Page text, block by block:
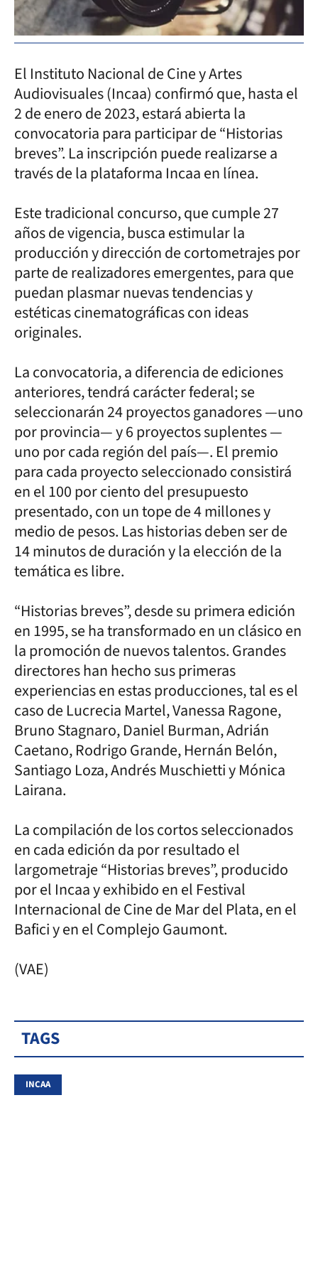
El Instituto Nacional de Cine y Artes
Audiovisuales (Incaa) confirmó que, hasta el
2 de enero de 2023, estará abierta la
convocatoria para participar de “Historias
breves”. La inscripción puede realizarse a
través de la plataforma Incaa en línea.
Este tradicional concurso, que cumple 27
años de vigencia, busca estimular la
producción y dirección de cortometrajes por
parte de realizadores emergentes, para que
puedan plasmar nuevas tendencias y
estéticas cinematográficas con ideas
originales.
La convocatoria, a diferencia de ediciones
anteriores, tendrá carácter federal; se
seleccionarán 24 proyectos ganadores —uno
por provincia— y 6 proyectos suplentes —
uno por cada región del país—. El premio
para cada proyecto seleccionado consistirá
en el 100 por ciento del presupuesto
presentado, con un tope de 4 millones y
medio de pesos. Las historias deben ser de
14 minutos de duración y la elección de la
temática es libre.
“Historias breves”, desde su primera edición
en 1995, se ha transformado en un clásico en
la promoción de nuevos talentos. Grandes
directores han hecho sus primeras
experiencias en estas producciones, tal es el
caso de Lucrecia Martel, Vanessa Ragone,
Bruno Stagnaro, Daniel Burman, Adrián
Caetano, Rodrigo Grande, Hernán Belón,
Santiago Loza, Andrés Muschietti y Mónica
Lairana.
La compilación de los cortos seleccionados
en cada edición da por resultado el
largometraje “Historias breves”, producido
por el Incaa y exhibido en el Festival
Internacional de Cine de Mar del Plata, en el
Bafici y en el Complejo Gaumont.
(VAE)
TAGS
INCAA